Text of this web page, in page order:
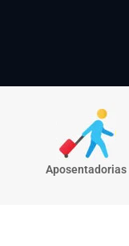
Aposentadorias